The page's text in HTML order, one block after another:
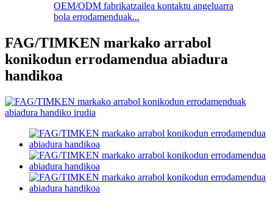
OEM/ODM fabrikatzailea kontaktu angeluarra
bola errodamenduak...
FAG/TIMKEN markako arrabol
konikodun errodamendua abiadura
handikoa